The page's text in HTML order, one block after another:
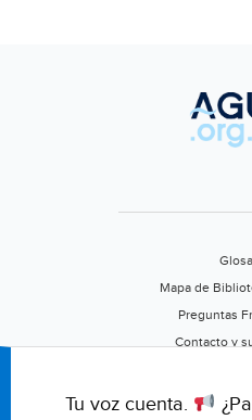
Mapa de
Preguntas
Contacto y
Califica
Tu voz cuenta.